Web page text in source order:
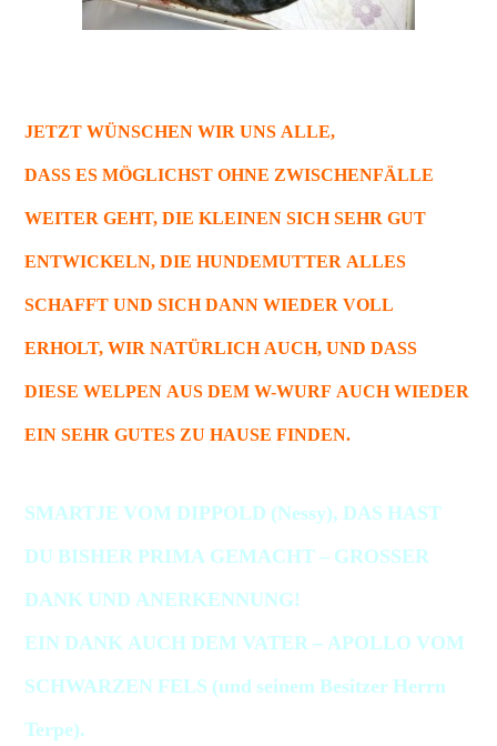
JETZT WÜNSCHEN WIR UNS ALLE,
DASS ES MÖGLICHST OHNE ZWISCHENFÄLLE
WEITER GEHT, DIE KLEINEN SICH SEHR GUT
ENTWICKELN, DIE HUNDEMUTTER ALLES
SCHAFFT UND SICH DANN WIEDER VOLL
ERHOLT, WIR NATÜRLICH AUCH, UND DASS
DIESE WELPEN AUS DEM W-WURF AUCH WIEDER
EIN SEHR GUTES ZU HAUSE FINDEN.
SMARTJE VOM DIPPOLD (Nessy), DAS HAST
DU BISHER PRIMA GEMACHT – GROSSER
DANK UND ANERKENNUNG!
EIN DANK AUCH DEM VATER – APOLLO VOM
SCHWARZEN FELS (und seinem Besitzer Herrn
Terpe).